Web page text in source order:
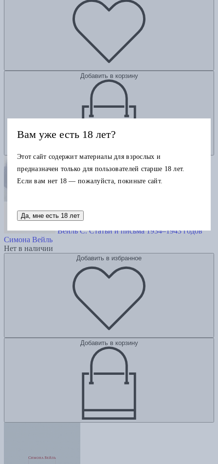
Добавить в корзину
Вейль С. Статьи и письма 1934–1943 годов
Симона Вейль
Нет в наличии
Добавить в избранное
Добавить в корзину
Вам уже есть 18 лет?
Этот сайт содержит материалы для взрослых и
предназначен только для пользователей старше 18 лет.
Если вам нет 18 — пожалуйста, покиньте сайт.
Да, мне есть 18 лет